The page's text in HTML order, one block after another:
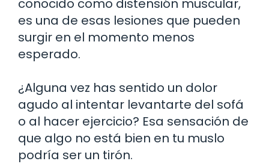
conocido como distensión muscular,
es una de esas lesiones que pueden
surgir en el momento menos
esperado.
¿Alguna vez has sentido un dolor
agudo al intentar levantarte del sofá
o al hacer ejercicio? Esa sensación de
que algo no está bien en tu muslo
podría ser un tirón.